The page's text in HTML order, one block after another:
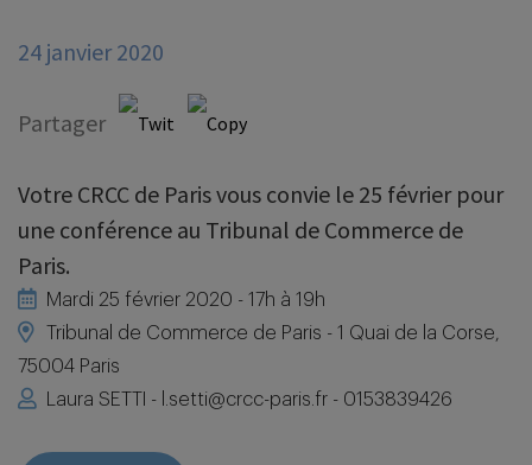
24 janvier 2020
Partager
Votre CRCC de Paris vous convie le 25 février pour
une conférence au Tribunal de Commerce de
Paris.
Mardi 25 février 2020 - 17h à 19h
Tribunal de Commerce de Paris - 1 Quai de la Corse,
75004 Paris
Laura SETTI - l.setti@crcc-paris.fr - 0153839426